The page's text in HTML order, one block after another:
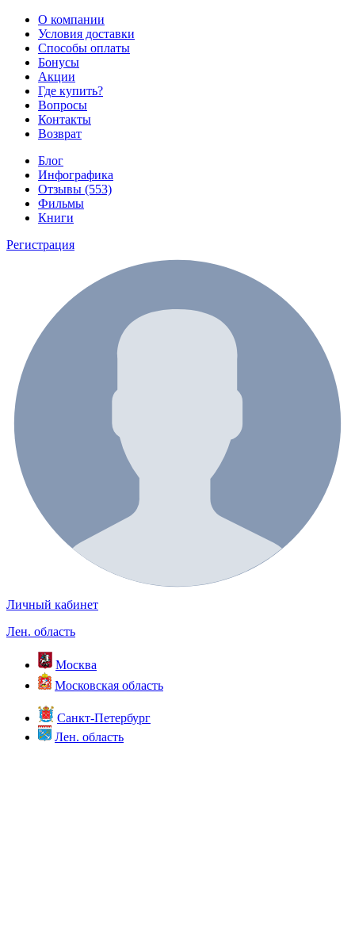
О компании
Условия доставки
Способы оплаты
Бонусы
Акции
Где купить?
Вопросы
Контакты
Возврат
Блог
Инфографика
Отзывы (553)
Фильмы
Книги
Регистрация
Личный кабинет
Лен. область
Москва
Московская область
Санкт-Петербург
Лен. область